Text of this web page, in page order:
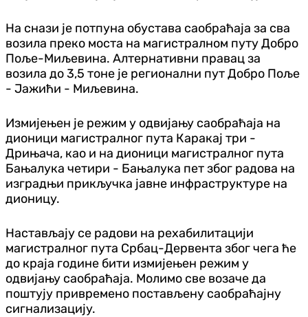
На снази је потпуна обустава саобраћаја за сва
возила преко моста на магистралном путу Добро
Поље-Миљевина. Алтернативни правац за
возила до 3,5 тоне је регионални пут Добро Поље
- Јажићи - Миљевина.
Измијењен је режим у одвијању саобраћаја на
дионици магистралног пута Каракај три -
Дрињача, као и на дионици магистралног пута
Бањалука четири - Бањалука пет због радова на
изградњи прикључка јавне инфраструктуре на
дионицу.
Настављају се радови на рехабилитацији
магистралног пута Србац-Дервента због чега ће
до краја године бити измијењен режим у
одвијању саобраћаја. Молимо све возаче да
поштују привремено постављену саобраћајну
сигнализацију.